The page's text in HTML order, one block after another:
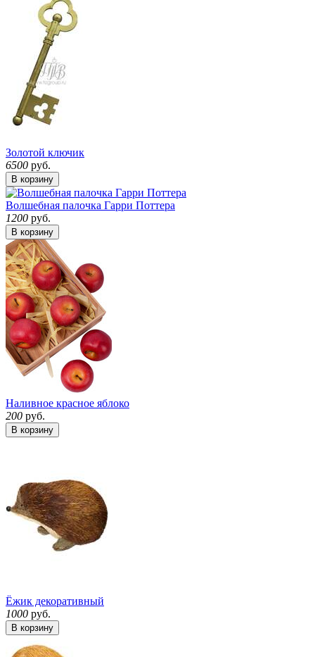
Золотой ключик
6500 руб.
В корзину
Волшебная палочка Гарри Поттера
1200 руб.
В корзину
Наливное красное яблоко
200 руб.
В корзину
Ёжик декоративный
1000 руб.
В корзину